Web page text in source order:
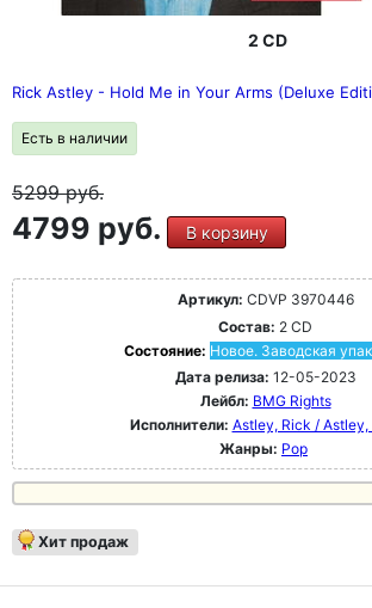
2 CD
Rick Astley - Hold Me in Your Arms (Deluxe
Есть в наличии
5299руб.
4799 руб. В корзину
Артикул: CDVP 3970446
Состав: 2 CD
Состояние: Новое. Заводская
Дата релиза: 12-05-2023
Лейбл: BMG Rights
Исполнители: Astley, Rick / Astley,
Жанры: Pop
Хит продаж